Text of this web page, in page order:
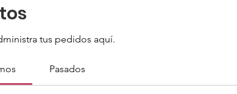
tus pedidos aquí.
Pasados